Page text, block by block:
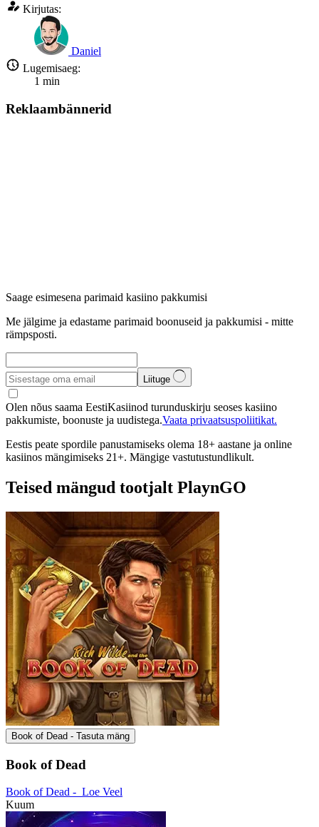
Kirjutas:
Daniel
Lugemisaeg:
1 min
Reklaambännerid
Saage esimesena parimaid kasiino pakkumisi
Me jälgime ja edastame parimaid boonuseid ja pakkumisi - mitte
rämpsposti.
Liituge
Olen nõus saama EestiKasiinod turunduskirju seoses kasiino
pakkumiste, boonuste ja uudistega.Vaata privaatsuspoliitikat.
Eestis peate spordile panustamiseks olema 18+ aastane ja online
kasiinos mängimiseks 21+. Mängige vastutustundlikult.
Teised mängud tootjalt PlaynGO
Book of Dead - Tasuta mäng
Book of Dead
Book of Dead - Loe Veel
Kuum